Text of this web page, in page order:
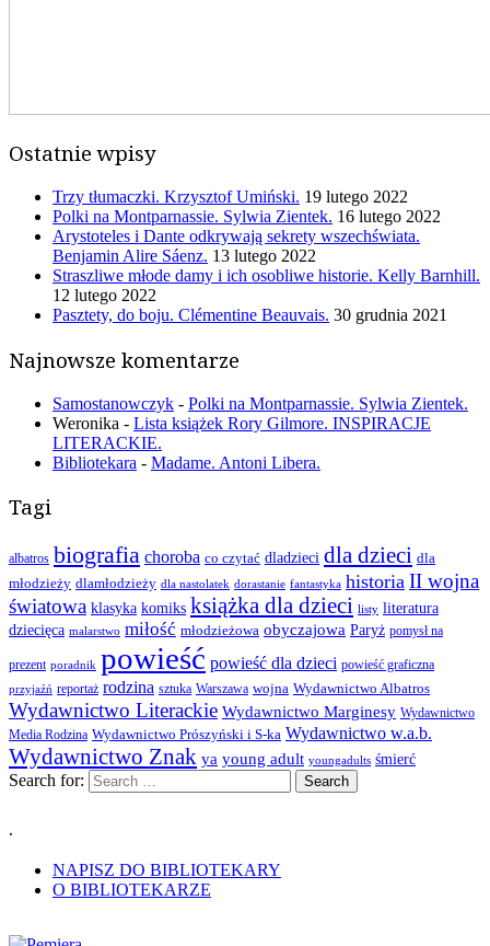
Ostatnie wpisy
Trzy tłumaczki. Krzysztof Umiński. 19 lutego 2022
Polki na Montparnassie. Sylwia Zientek. 16 lutego 2022
Arystoteles i Dante odkrywają sekrety wszechświata.
Benjamin Alire Sáenz. 13 lutego 2022
Straszliwe młode damy i ich osobliwe historie. Kelly Barnhill.
12 lutego 2022
Pasztety, do boju. Clémentine Beauvais. 30 grudnia 2021
Najnowsze komentarze
Samostanowczyk - Polki na Montparnassie. Sylwia Zientek.
Weronika - Lista książek Rory Gilmore. INSPIRACJE
LITERACKIE.
Bibliotekara - Madame. Antoni Libera.
Tagi
albatros biografia choroba co czytać dladzieci dla dzieci dla
młodzieży dlamłodzieży dla nastolatek dorastanie fantastyka historia II wojna
światowa klasyka komiks książka dla dzieci listy literatura
dziecięca malarstwo miłość młodzieżowa obyczajowa Paryż pomysł na
prezent poradnik powieść powieść dla dzieci powieść graficzna
przyjaźń reportaż rodzina sztuka Warszawa wojna Wydawnictwo Albatros
Wydawnictwo Literackie Wydawnictwo Marginesy Wydawnictwo
Media Rodzina Wydawnictwo Prószyński i S-ka Wydawnictwo w.a.b.
Wydawnictwo Znak ya young adult youngadults śmierć
Search for:
.
NAPISZ DO BIBLIOTEKARY
O BIBLIOTEKARZE